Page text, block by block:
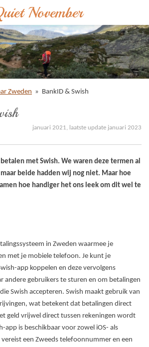
November
Zweden » BankID & Swish
januari 2021, laatste update januari 2023
met Swish. We waren deze termen al
beide hadden wij nog niet. Maar hoe
hoe handiger het ons leek om dit wel te
in Zweden waarmee je
met je mobiele telefoon. Je kunt je
app koppelen en deze vervolgens
andere gebruikers te sturen en om betalingen
Swish accepteren. Swish maakt gebruik van
wat betekent dat betalingen direct
geld vrijwel direct tussen rekeningen wordt
app is beschikbaar voor zowel iOS- als
een Zweeds telefoonnummer en een